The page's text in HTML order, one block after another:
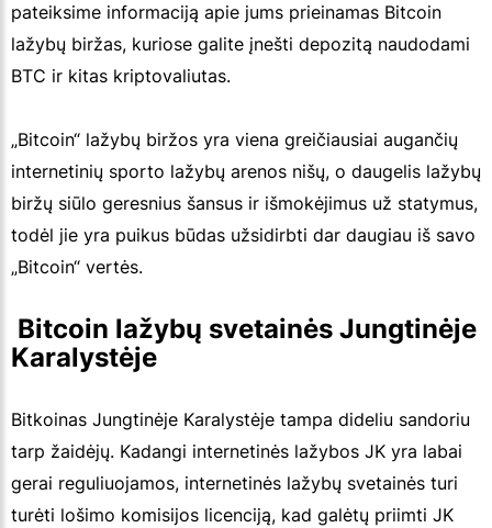
pateiksime informaciją apie jums prieinamas Bitcoin
lažybų biržas, kuriose galite įnešti depozitą naudodami
BTC ir kitas kriptovaliutas.
„Bitcoin“ lažybų biržos yra viena greičiausiai augančių
internetinių sporto lažybų arenos nišų, o daugelis lažybų
biržų siūlo geresnius šansus ir išmokėjimus už statymus,
todėl jie yra puikus būdas užsidirbti dar daugiau iš savo
„Bitcoin“ vertės.
Karalystėje
Bitkoinas Jungtinėje Karalystėje tampa dideliu sandoriu
tarp žaidėjų. Kadangi internetinės lažybos JK yra labai
gerai reguliuojamos, internetinės lažybų svetainės turi
turėti lošimo komisijos licenciją, kad galėtų priimti JK